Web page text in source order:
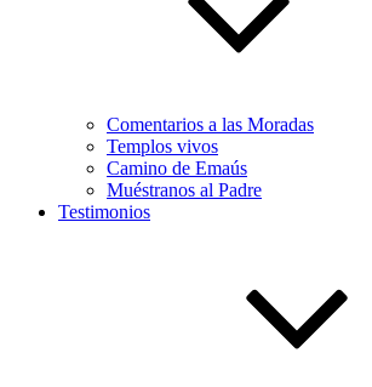
Comentarios a las Moradas
Templos vivos
Camino de Emaús
Muéstranos al Padre
Testimonios